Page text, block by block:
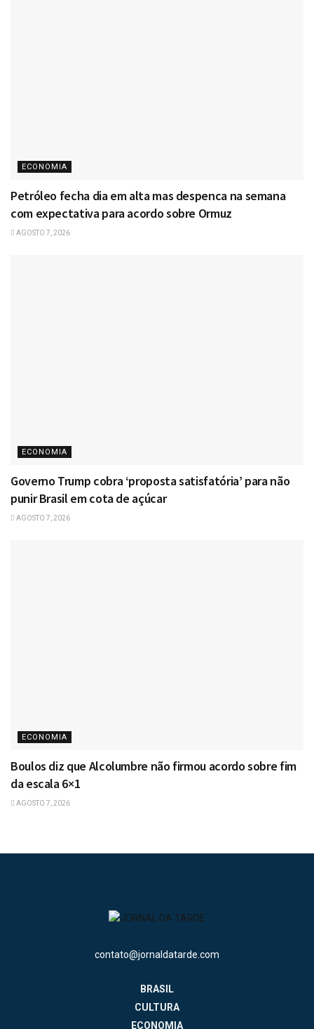
ECONOMIA
Petróleo fecha dia em alta mas despenca na semana
com expectativa para acordo sobre Ormuz
AGOSTO 7, 2026
ECONOMIA
Governo Trump cobra ‘proposta satisfatória’ para não
punir Brasil em cota de açúcar
AGOSTO 7, 2026
ECONOMIA
Boulos diz que Alcolumbre não firmou acordo sobre fim
da escala 6×1
AGOSTO 7, 2026
contato@jornaldatarde.com
BRASIL
CULTURA
ECONOMIA